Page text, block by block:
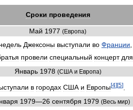
Сроки проведения
Май 1977 (Европа)
Джексоны выступали во Франции
провели специальный концерт для
Январь 1978 (США и Европа)
в городах США и Европы[4][5]
1979—26 сентября 1979 (Весь мир)